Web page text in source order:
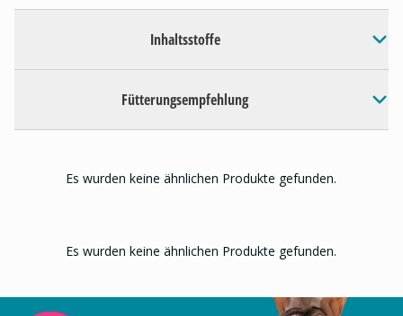
Inhaltsstoffe
Fütterungsempfehlung
Es wurden keine ähnlichen Produkte gefunden.
Es wurden keine ähnlichen Produkte gefunden.